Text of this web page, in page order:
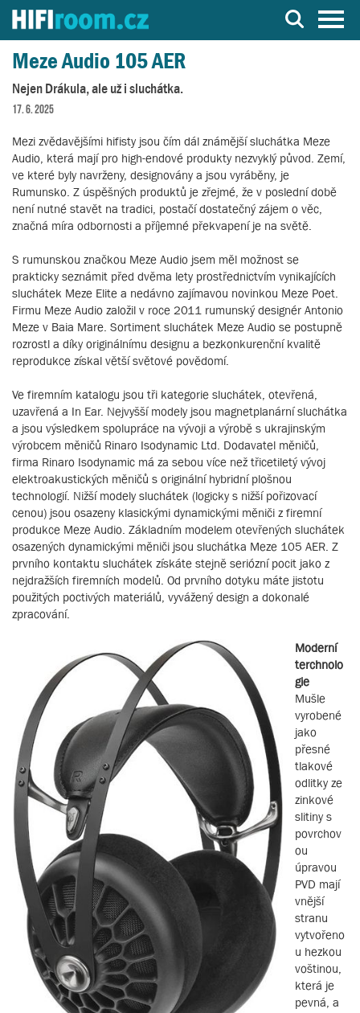
Server o Hi-Fi a AV technice
Meze Audio 105 AER
Nejen Drákula, ale už i sluchátka.
17. 6. 2025
Mezi zvědavějšími hifisty jsou čím dál známější sluchátka Meze
Audio, která mají pro high-endové produkty nezvyklý původ. Zemí,
ve které byly navrženy, designovány a jsou vyráběny, je
Rumunsko. Z úspěšných produktů je zřejmé, že v poslední době
není nutné stavět na tradici, postačí dostatečný zájem o věc,
značná míra odbornosti a příjemné překvapení je na světě.
S rumunskou značkou Meze Audio jsem měl možnost se
prakticky seznámit před dvěma lety prostřednictvím vynikajících
sluchátek Meze Elite a nedávno zajímavou novinkou Meze Poet.
Firmu Meze Audio založil v roce 2011 rumunský designér Antonio
Meze v Baia Mare. Sortiment sluchátek Meze Audio se postupně
rozrostl a díky originálnímu designu a bezkonkurenční kvalitě
reprodukce získal větší světové povědomí.
Ve firemním katalogu jsou tři kategorie sluchátek, otevřená,
uzavřená a In Ear. Nejvyšší modely jsou magnetplanární sluchátka
a jsou výsledkem spolupráce na vývoji a výrobě s ukrajinským
výrobcem měničů Rinaro Isodynamic Ltd. Dodavatel měničů,
firma Rinaro Isodynamic má za sebou více než třicetiletý vývoj
elektroakustických měničů s originální hybridní plošnou
technologií. Nižší modely sluchátek (logicky s nižší pořizovací
cenou) jsou osazeny klasickými dynamickými měniči z firemní
produkce Meze Audio. Základním modelem otevřených sluchátek
osazených dynamickými měniči jsou sluchátka Meze 105 AER. Z
prvního kontaktu sluchátek získáte stejně seriózní pocit jako z
nejdražších firemních modelů. Od prvního dotyku máte jistotu
použitých poctivých materiálů, vyvážený design a dokonalé
zpracování.
Moderní
terchnolo
gie
Mušle
vyrobené
jako
přesné
tlakové
odlitky ze
zinkové
slitiny s
povrchov
ou
úpravou
PVD mají
vnější
stranu
vytvořeno
u hezkou
voštinou,
která je
pevná, a